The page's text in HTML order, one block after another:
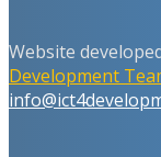
Website
Development